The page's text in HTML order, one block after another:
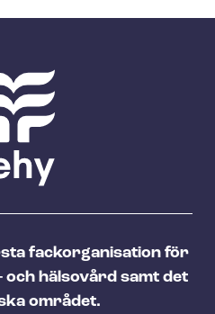
fackorganisation för
och hälsovård samt det
området.